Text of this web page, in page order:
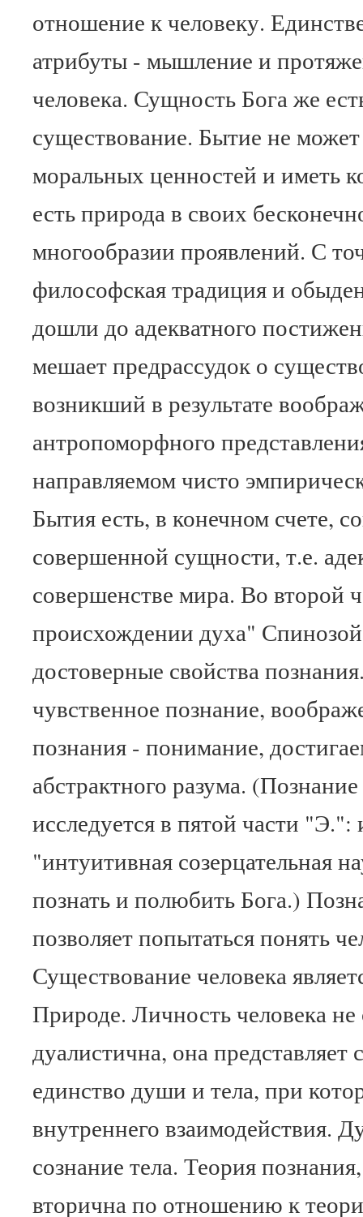
отношение к человеку.
атрибуты - мышление и
человека. Сущность Бога же
существование. Бытие не
моральных ценностей и иметь
есть природа в своих
многообразии проявлений. С
философская традиция и
дошли до адекватного
мешает предрассудок о
возникший в результате
антропоморфного
направляемом чисто
Бытия есть, в конечном счете,
совершенной сущности, т.е.
совершенстве мира. Во второй
происхождении духа"
достоверные свойства
чувственное познание,
познания - понимание,
абстрактного разума. (Познание
исследуется в пятой части "Э.":
"интуитивная созерцательная
познать и полюбить Бога.)
позволяет попытаться понять
Существование человека
Природе. Личность человека не
дуалистична, она представляет
единство души и тела, при
внутреннего взаимодействия.
сознание тела. Теория
вторична по отношению к